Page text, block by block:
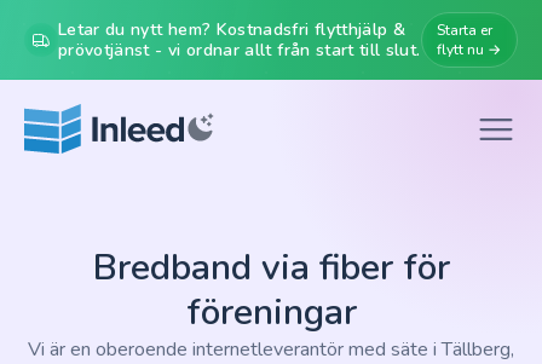
Letar du nytt hem? Kostnadsfri flytthjälp &
prövotjänst - vi ordnar allt från start till slut.
Starta er
flytt nu →
Bredband via fiber för
föreningar
Vi är en oberoende internetleverantör med säte i Tällberg,